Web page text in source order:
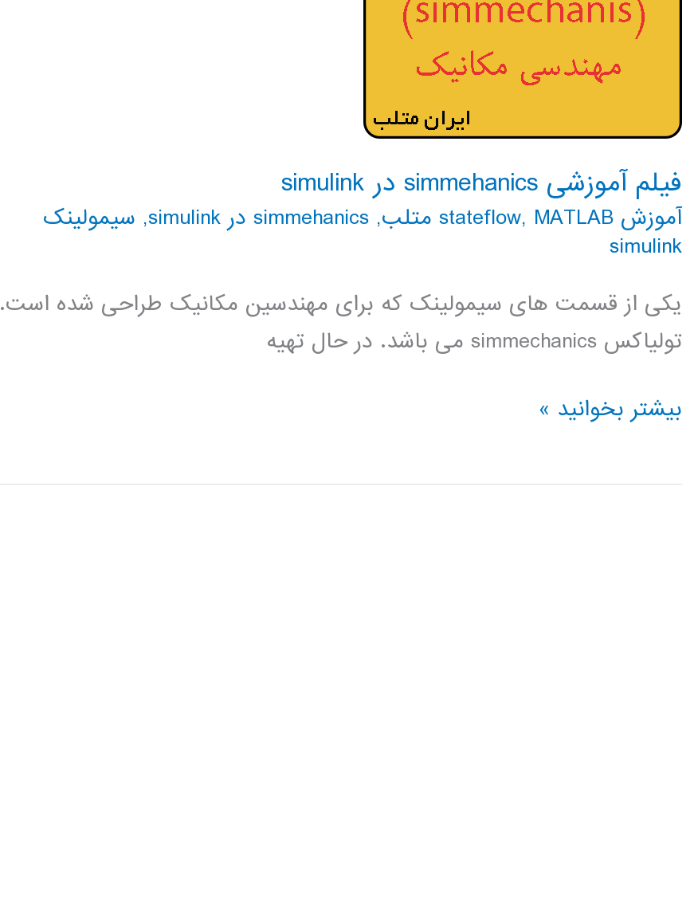
فیلم آموزشی simmehanics در simulink
آموزش stateflow , MATLAB متلب , simmehanics در simulink , سیمولینک
simulink
یکی از قسمت های سیمولینک که برای مهندسین مکانیک طراحی شده است.
تولیاکس simmechanics می باشد. در حال تهیه
فیلم
simmehanics
بیشتر بخوانید »